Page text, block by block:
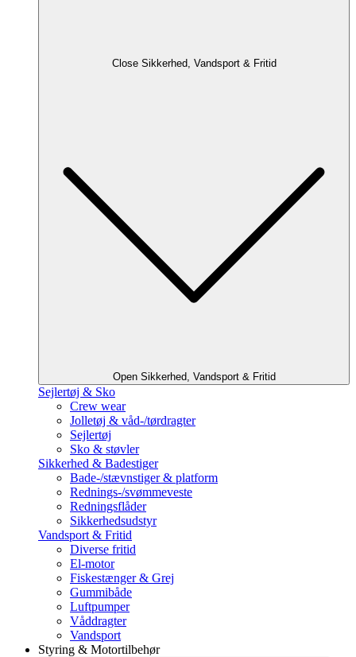
Close Sikkerhed, Vandsport & Fritid
Open Sikkerhed, Vandsport & Fritid
Sejlertøj & Sko
Crew wear
Jolletøj & våd-/tørdragter
Sejlertøj
Sko & støvler
Sikkerhed & Badestiger
Bade-/stævnstiger & platform
Rednings-/svømmeveste
Redningsflåder
Sikkerhedsudstyr
Vandsport & Fritid
Diverse fritid
El-motor
Fiskestænger & Grej
Gummibåde
Luftpumper
Våddragter
Vandsport
Styring & Motortilbehør